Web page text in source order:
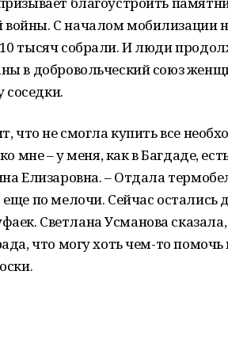
войны. С началом мобилизации
тысяч собрали. И люди
в добровольческий союз
что не смогла купить все
мне – у меня, как в Багдаде,
Елизаровна. – Отдала
по мелочи. Сейчас остались
Светлана Усманова сказала,
что могу хоть чем-то